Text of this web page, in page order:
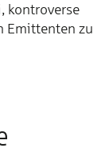
kontroverse
Emittenten zu